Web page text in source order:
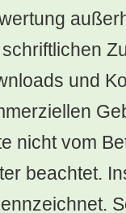
und
nicht vom
beachtet.